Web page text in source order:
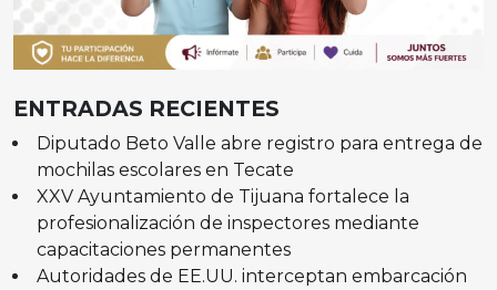
ENTRADAS RECIENTES
Diputado Beto Valle abre registro para entrega de
mochilas escolares en Tecate
XXV Ayuntamiento de Tijuana fortalece la
profesionalización de inspectores mediante
capacitaciones permanentes
Autoridades de EE.UU. interceptan embarcación